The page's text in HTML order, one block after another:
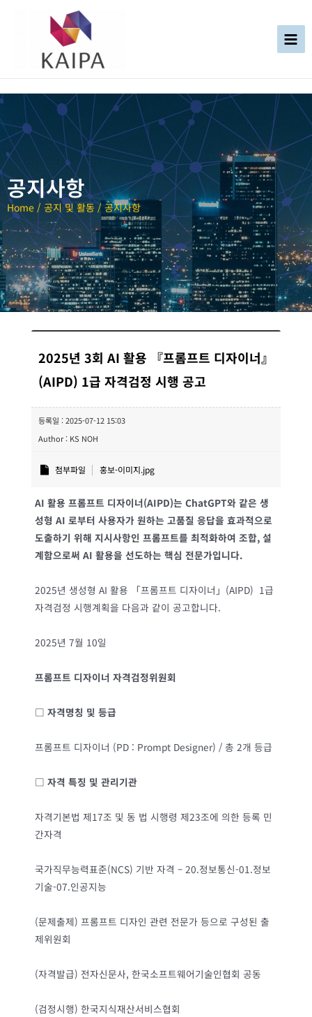
공지사항
Home / 공지 및 활동 / 공지사항
2025년 3회 AI 활용 『프롬프트 디자이너』
(AIPD) 1급 자격검정 시행 공고
등록일 : 2025-07-12 15:03
Author : KS NOH
첨부파일 홍보-이미지.jpg
AI 활용 프롬프트 디자이너(AIPD)는 ChatGPT와 같은 생
성형 AI 로부터 사용자가 원하는 고품질 응답을 효과적으로
도출하기 위해 지시사항인 프롬프트를 최적화하여 조합, 설
계함으로써 AI 활용을 선도하는 핵심 전문가입니다.
2025년 생성형 AI 활용 「프롬프트 디자이너」(AIPD) 1급
자격검정 시행계획을 다음과 같이 공고합니다.
2025년 7월 10일
프롬프트 디자이너 자격검정위원회
□ 자격명칭 및 등급
프롬프트 디자이너 (PD : Prompt Designer) / 총 2개 등급
□ 자격 특징 및 관리기관
자격기본법 제17조 및 동 법 시행령 제23조에 의한 등록 민
간자격
국가직무능력표준(NCS) 기반 자격 – 20.정보통신-01.정보
기술-07.인공지능
(문제출제) 프롬프트 디자인 관련 전문가 등으로 구성된 출
제위원회
(자격발급) 전자신문사, 한국소프트웨어기술인협회 공동
(검정시행) 한국지식재산서비스협회